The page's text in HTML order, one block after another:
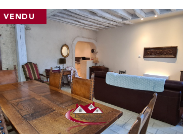
VENDU